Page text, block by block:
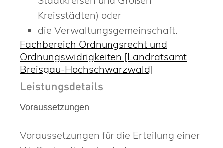
Kreisstädten) oder
die Verwaltungsgemeinschaft.
Fachbereich Ordnungsrecht und
Ordnungswidrigkeiten [Landratsamt
Breisgau-Hochschwarzwald]
Leistungsdetails
Voraussetzungen
Voraussetzungen für die Erteilung einer